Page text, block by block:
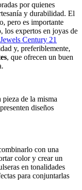
por quienes
y durabilidad. El
pero es importante
los expertos en joyas de
Jewels Century 21
y, preferiblemente,
, que ofrecen un buen
de la misma
diseños
con una
color y crear un
en tonalidades
para conjuntarlas